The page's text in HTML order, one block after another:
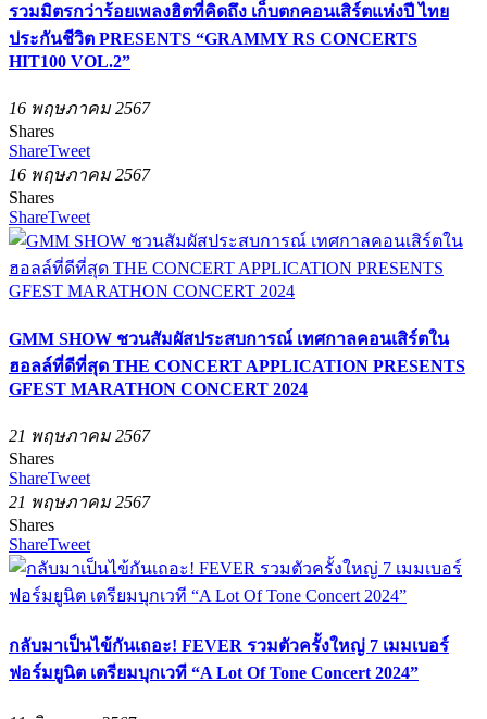
รวมมิตรกว่าร้อยเพลงฮิตที่คิดถึง เก็บตกคอนเสิร์ตแห่งปี ไทย
ประกันชีวิต PRESENTS “GRAMMY RS CONCERTS
HIT100 VOL.2”
16 พฤษภาคม 2567
Shares
ShareTweet
16 พฤษภาคม 2567
Shares
ShareTweet
GMM SHOW ชวนสัมผัสประสบการณ์ เทศกาลคอนเสิร์ตใน
ฮอลล์ที่ดีที่สุด THE CONCERT APPLICATION PRESENTS
GFEST MARATHON CONCERT 2024
21 พฤษภาคม 2567
Shares
ShareTweet
21 พฤษภาคม 2567
Shares
ShareTweet
กลับมาเป็นไข้กันเถอะ! FEVER รวมตัวครั้งใหญ่ 7 เมมเบอร์
ฟอร์มยูนิต เตรียมบุกเวที “A Lot Of Tone Concert 2024”